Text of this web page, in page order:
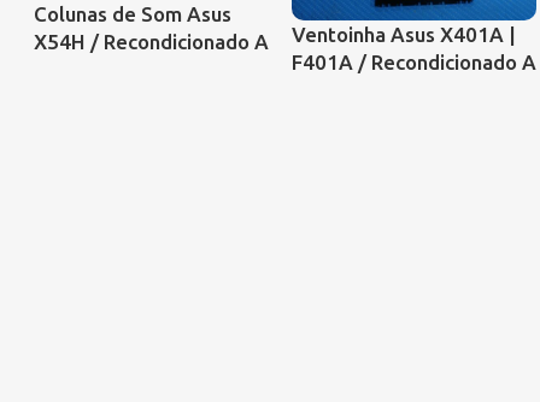
Colunas de Som Asus
X54H / Recondicionado A
Ventoinha Asus X401A |
F401A / Recondicionado A